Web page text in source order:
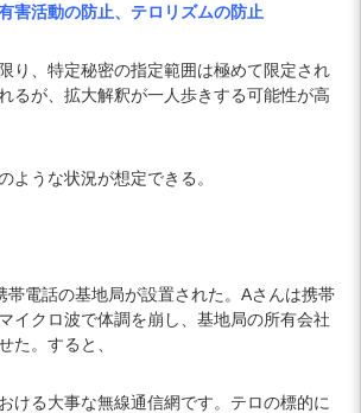
害活動の防止、テロリズムの防止
り、特定秘密の指定範囲は極めて限定され
るが、拡大解釈が一人歩きする可能性が高
ような状況が想定できる。
帯電話の基地局が設置された。Aさんは携帯
イクロ波で体調を崩し、基地局の所有会社
た。すると、
ける大事な無線通信網です。テロの標的に